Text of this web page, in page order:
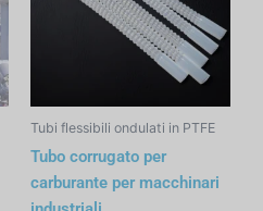
Tubi flessibili ondulati in PTFE
Tubo corrugato per
carburante per macchinari